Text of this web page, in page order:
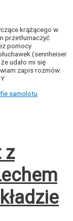
krążącego w
przetłumaczyć
pomocy
(sennheiser
udało mi się
zapis rozmów:
samolotu
z